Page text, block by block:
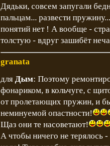
Дядьки, совсем запугали
пальцам... развести
понятий нет ! А вообще -
толстую - вдруг зашибёт
granata
для Дым: Поэтому
фонариком, в кольчуге, с
от пролетающих пружин, и
неминуемой опастности!
Щаз они те насоветают!
А чтобы ничего не терялось